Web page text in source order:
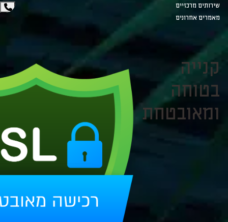
שירותים מרכזיים
מאמרים אחרונים
קנייה
בטוחה
ומאובטחת